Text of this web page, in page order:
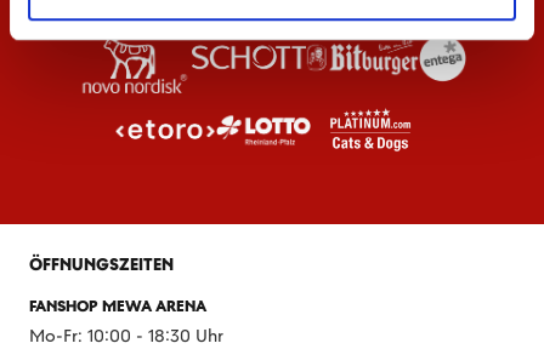
ÖFFNUNGSZEITEN
FANSHOP MEWA ARENA
Mo-Fr: 10:00 - 18:30 Uhr